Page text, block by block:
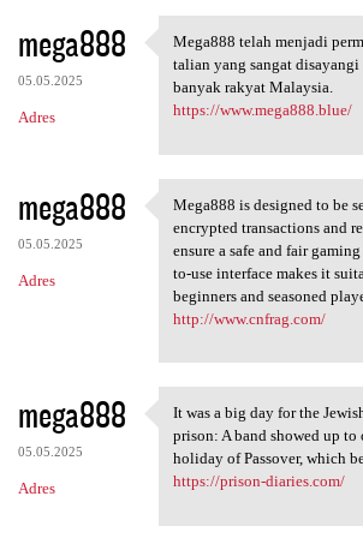
mega888
05.05.2025
Adres
Mega888 telah
Mega888 telah menjadi
talian yang sangat
banyak rakyat Malaysia.
https://www.mega888.blue/
mega888
05.05.2025
Adres
Mega888 is designed
Mega888 is designed to be
encrypted transactions and
ensure a safe and fair
to-use interface makes it
beginners and seasoned
http://www.cnfrag.com/
mega888
05.05.2025
Adres
It was a big day for the
It was a big day for the
prison: A band showed up to
holiday of Passover, which
https://prison-diaries.com/